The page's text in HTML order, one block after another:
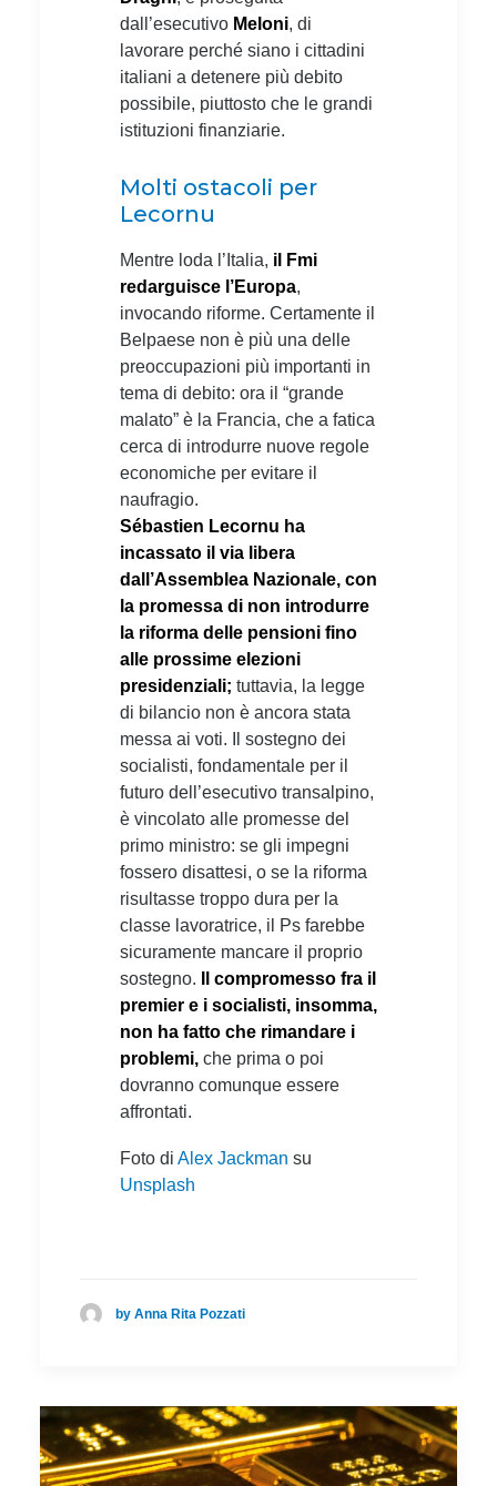
dall’esecutivo Meloni, di
lavorare perché siano i cittadini
italiani a detenere più debito
possibile, piuttosto che le grandi
istituzioni finanziarie.
Molti ostacoli per
Lecornu
Mentre loda l’Italia, il Fmi
redarguisce l’Europa,
invocando riforme. Certamente il
Belpaese non è più una delle
preoccupazioni più importanti in
tema di debito: ora il “grande
malato” è la Francia, che a fatica
cerca di introdurre nuove regole
economiche per evitare il
naufragio.
Sébastien Lecornu ha
incassato il via libera
dall’Assemblea Nazionale, con
la promessa di non introdurre
la riforma delle pensioni fino
alle prossime elezioni
presidenziali; tuttavia, la legge
di bilancio non è ancora stata
messa ai voti. Il sostegno dei
socialisti, fondamentale per il
futuro dell’esecutivo transalpino,
è vincolato alle promesse del
primo ministro: se gli impegni
fossero disattesi, o se la riforma
risultasse troppo dura per la
classe lavoratrice, il Ps farebbe
sicuramente mancare il proprio
sostegno.
Il compromesso fra il
premier e i socialisti, insomma,
non ha fatto che rimandare i
problemi, che prima o poi
dovranno comunque essere
affrontati.
Foto di Alex Jackman su
Unsplash
by Anna Rita Pozzati